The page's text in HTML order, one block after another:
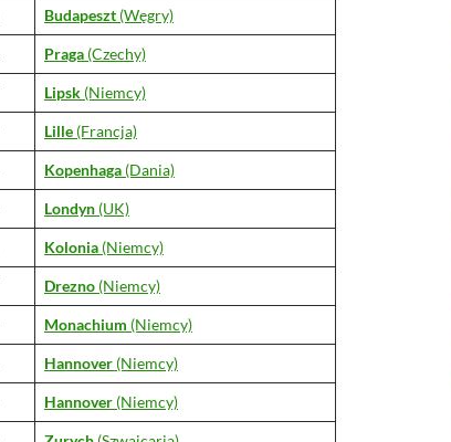
Budapeszt (Węgry)
Praga (Czechy)
Lipsk (Niemcy)
Lille (Francja)
Kopenhaga (Dania)
Londyn (UK)
Kolonia (Niemcy)
Drezno (Niemcy)
Monachium (Niemcy)
Hannover (Niemcy)
Hannover (Niemcy)